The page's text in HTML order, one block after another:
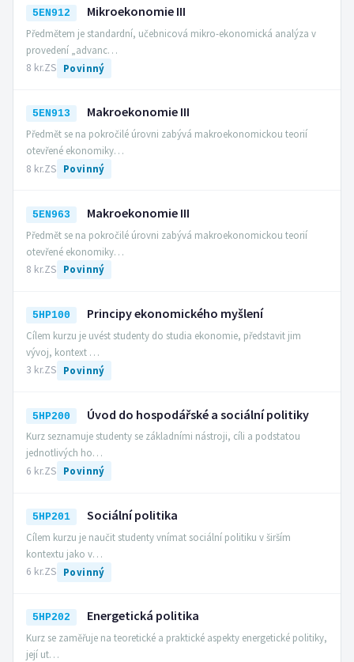
5EN912 Mikroekonomie III
Předmětem je standardní, učebnicová mikro-ekonomická analýza v
provedení „advanc…
8 kr.ZS Povinný
5EN913 Makroekonomie III
Předmět se na pokročilé úrovni zabývá makroekonomickou teorií
otevřené ekonomiky…
8 kr.ZS Povinný
5EN963 Makroekonomie III
Předmět se na pokročilé úrovni zabývá makroekonomickou teorií
otevřené ekonomiky…
8 kr.ZS Povinný
5HP100 Principy ekonomického myšlení
Cílem kurzu je uvést studenty do studia ekonomie, představit jim
vývoj, kontext …
3 kr.ZS Povinný
5HP200 Úvod do hospodářské a sociální politiky
Kurz seznamuje studenty se základními nástroji, cíli a podstatou
jednotlivých ho…
6 kr.ZS Povinný
5HP201 Sociální politika
Cílem kurzu je naučit studenty vnímat sociální politiku v širším
kontextu jako v…
6 kr.ZS Povinný
5HP202 Energetická politika
Kurz se zaměřuje na teoretické a praktické aspekty energetické politiky,
její ut…